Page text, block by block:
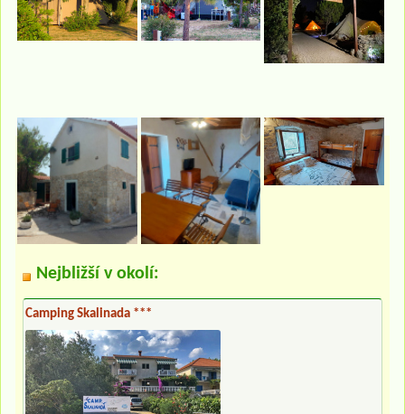
Nejbližší v okolí:
Camping Skalinada ***